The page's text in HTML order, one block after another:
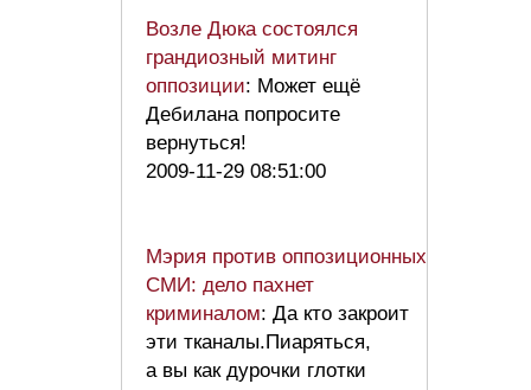
Возле Дюка состоялся
грандиозный митинг
оппозиции: Может ещё
Дебилана попросите
вернуться!
2009-11-29 08:51:00
Мэрия против оппозиционных
СМИ: дело пахнет
криминалом: Да кто закроит
эти тканалы.Пиаряться,
а вы как дурочки глотки